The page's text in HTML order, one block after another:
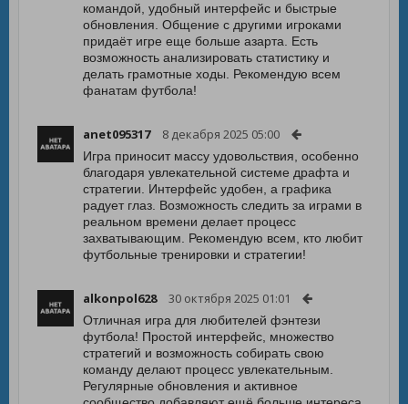
командой, удобный интерфейс и быстрые
обновления. Общение с другими игроками
придаёт игре еще больше азарта. Есть
возможность анализировать статистику и
делать грамотные ходы. Рекомендую всем
фанатам футбола!
anet095317 8 декабря 2025 05:00
Игра приносит массу удовольствия, особенно
благодаря увлекательной системе драфта и
стратегии. Интерфейс удобен, а графика
радует глаз. Возможность следить за играми в
реальном времени делает процесс
захватывающим. Рекомендую всем, кто любит
футбольные тренировки и стратегии!
alkonpol628 30 октября 2025 01:01
Отличная игра для любителей фэнтези
футбола! Простой интерфейс, множество
стратегий и возможность собирать свою
команду делают процесс увлекательным.
Регулярные обновления и активное